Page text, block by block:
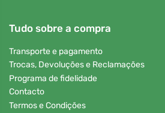
Tudo sobre a compra
Transporte e pagamento
Trocas, Devoluções e Reclamações
Programa de fidelidade
Contacto
Termos e Condições